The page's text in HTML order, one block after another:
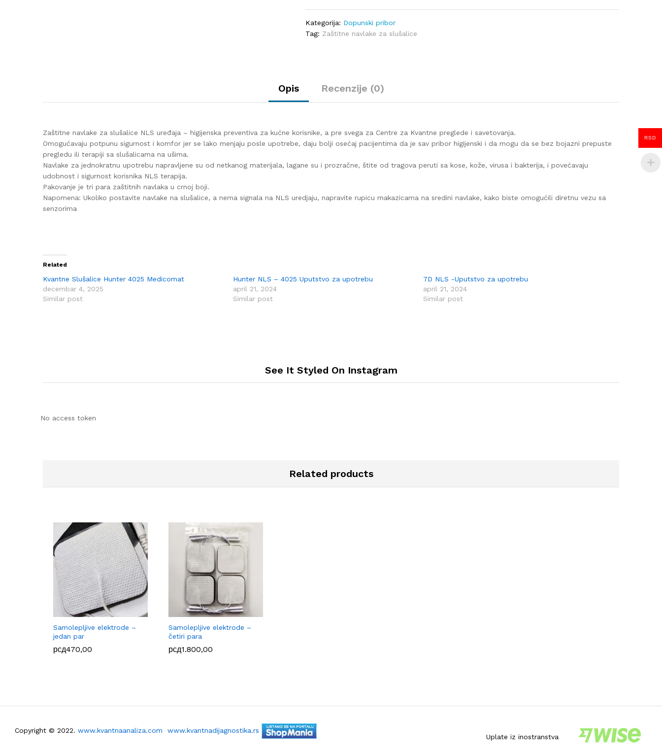
Kategorija: Dopunski pribor
Tag: Zaštitne navlake za slušalice
Opis Recenzije (0)
Zaštitne navlake za slušalice NLS uređaja – higijenska preventiva za kućne korisnike, a pre svega za Centre za Kvantne preglede i savetovanja.
Omogućavaju potpunu sigurnost i komfor jer se lako menjaju posle upotrebe, daju bolji osećaj pacijentima da je sav pribor higijenski i da mogu da se bez bojazni prepuste
pregledu ili terapiji sa slušalicama na ušima.
Navlake za jednokratnu upotrebu napravljene su od netkanog materijala, lagane su i prozračne, štite od tragova peruti sa kose, kože, virusa i bakterija, i povećavaju
udobnost i sigurnost korisnika NLS terapija.
Pakovanje je tri para zaštitnih navlaka u crnoj boji.
Napomena: Ukoliko postavite navlake na slušalice, a nema signala na NLS uredjaju, napravite rupicu makazicama na sredini navlake, kako biste omogućili diretnu vezu sa
senzorima
Related
Kvantne Slušalice Hunter 4025 Medicomat
decembar 4, 2025
Similar post
Hunter NLS – 4025 Uputstvo za upotrebu
april 21, 2024
Similar post
7D NLS -Uputstvo za upotrebu
april 21, 2024
Similar post
See It Styled On Instagram
No access token
Related products
Samolepljive elektrode –
jedan par
рсд470,00
Samolepljive elektrode –
četiri para
рсд1.800,00
Copyright © 2022. www.kvantnaanaliza.com
www.kvantnadijagnostika.rs
Uplate iz inostranstva
RSD